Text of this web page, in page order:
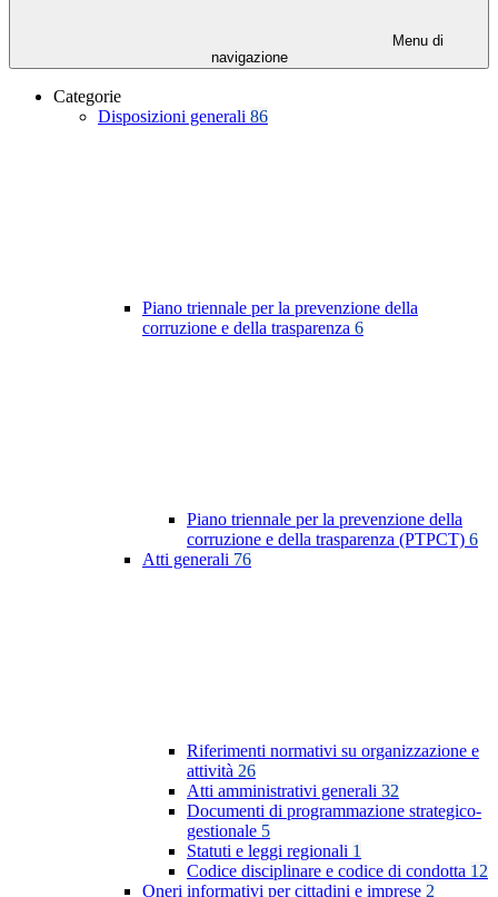
Menu di
navigazione
Categorie
Disposizioni generali 86
Piano triennale per la prevenzione della
corruzione e della trasparenza 6
Piano triennale per la prevenzione della
corruzione e della trasparenza (PTPCT) 6
Atti generali 76
Riferimenti normativi su organizzazione e
attività 26
Atti amministrativi generali 32
Documenti di programmazione strategico-
gestionale 5
Statuti e leggi regionali 1
Codice disciplinare e codice di condotta 12
Oneri informativi per cittadini e imprese 2